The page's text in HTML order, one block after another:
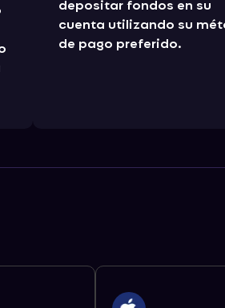
depositar fondos en su
cuenta utilizando su
de pago preferido.